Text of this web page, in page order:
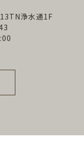
浄水通1F